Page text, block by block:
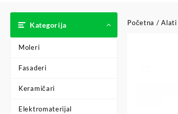
Kategorija
Moleri
Fasaderi
Keramičari
Elektromaterijal
Početna /Alati